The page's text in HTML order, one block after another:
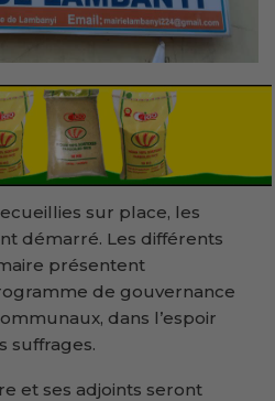
sur place, les
démarré. Les différents
présentent
de gouvernance
dans l’espoir
suffrages.
et ses adjoints seront